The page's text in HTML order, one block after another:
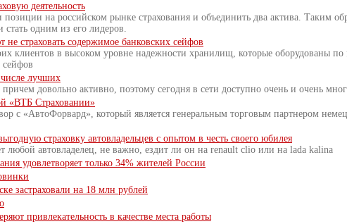
деятельность
на российском рынке страхования и объединить два актива. Таким
стать одним из его лидеров.
не страховать содержимое банковских сейфов
клиентов в высоком уровне надежности хранилищ, которые оборудованы по
сейфов
лучших
довольно активно, поэтому сегодня в сети доступно очень и очень
«ВТБ Страховании»
с «АвтоФорвард», который является генеральным торговым партнером
страховку автовладельцев с опытом в честь своего юбилея
любой автовладелец, не важно, ездит ли он на renault clio или на lada kalina
удовлетворяет только 34% жителей России
застраховали на 18 млн рублей
привлекательность в качестве места работы